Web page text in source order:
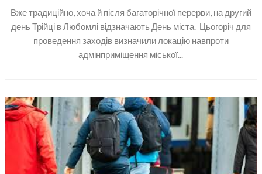
Вже традиційно, хоча й після багаторічної перерви, на другий
день Трійці в Любомлі відзначають День міста. Цьогоріч для
проведення заходів визначили локацію навпроти
адмінприміщення міської...